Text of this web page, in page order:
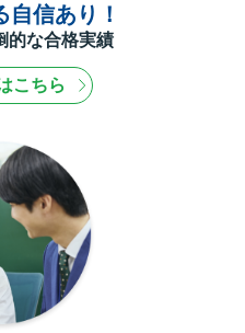
信あり！
的な合格実績
こちら